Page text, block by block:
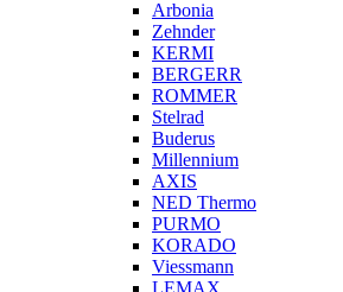
Arbonia
Zehnder
KERMI
BERGERR
ROMMER
Stelrad
Buderus
Millennium
AXIS
NED Thermo
PURMO
KORADO
Viessmann
LEMAX